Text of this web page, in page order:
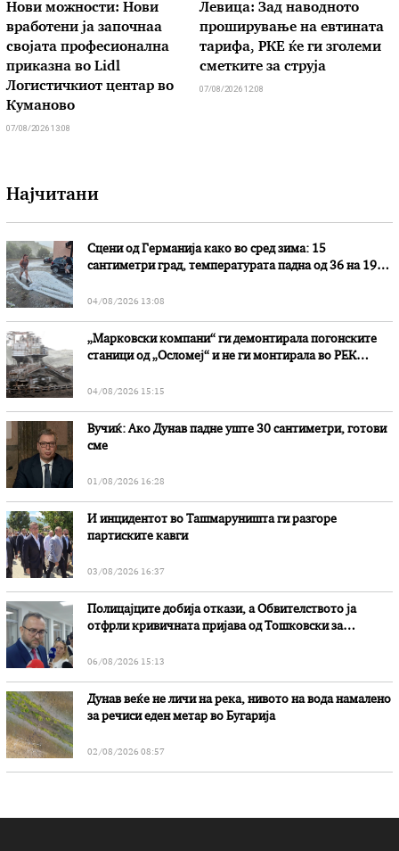
Нови можности: Нови
вработени ја започнаа
својата професионална
приказна во Lidl
Логистичкиот центар во
Куманово
07/08/2026 13:08
Левица: Зад наводното
проширување на евтината
тарифа, РКЕ ќе ги зголеми
сметките за струја
07/08/2026 12:08
Најчитани
Сцени од Германија како во сред зима: 15
сантиметри град, температурата падна од 36 на 19
04/08/2026 13:08
„Марковски компани“ ги демонтирала погонските
станици од „Осломеј“ и не ги монтирала во РЕК
04/08/2026 15:15
Вучиќ: Ако Дунав падне уште 30 сантиметри, готови
сме
01/08/2026 16:28
И инцидентот во Ташмаруништa ги разгоре
партиските кавги
03/08/2026 16:37
Полицајците добија откази, а Обвителството ја
отфрли кривичната пријава од Тошковски за
06/08/2026 15:13
Дунав веќе не личи на река, нивото на вода намалено
за речиси еден метар во Бугарија
02/08/2026 08:57